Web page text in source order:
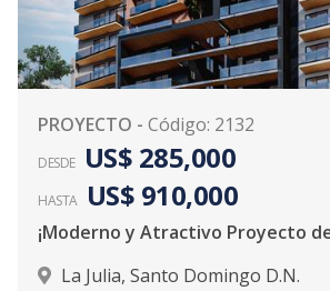
PROYECTO - Código: 2132
DESDE US$ 285,000
HASTA US$ 910,000
La Julia, Santo Domingo D.N.